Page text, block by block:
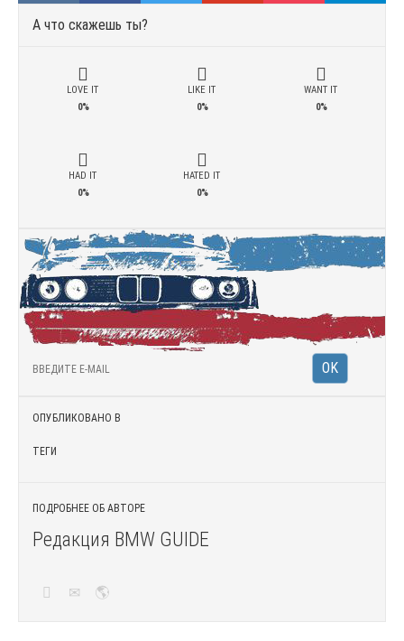
А что скажешь ты?
LOVE IT
0%
LIKE IT
0%
WANT IT
0%
HAD IT
0%
HATED IT
0%
ОПУБЛИКОВАНО В
ТЕГИ
ПОДРОБНЕЕ ОБ АВТОРЕ
Редакция BMW GUIDE